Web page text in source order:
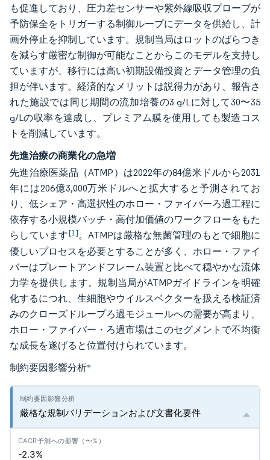
も促進しており、圧力差センサーや紫外線吸収プローブが
予防保全をトリガーする制御ループにデータを供給し、計
画外停止を抑制しています。規制当局はロットのばらつき
を減らす厳密な制御が可能なことからこのモデルを支持し
ていますが、移行には高い初期設備投資とデータ管理の負
担が伴います。経済的なメリットは説得力があり、報告さ
れた施設では同じ期間の流加培養の3 g/Lに対して30〜35
g/Lの収率を達成し、プレミアム膜を使用しても製造コス
トを削減しています。
先進治療の商業化の急増
先進治療医薬品（ATMP）は2022年の84億米ドルから2031
年には206億3,000万米ドルへと拡大すると予測されてお
り、低シェア・高選択性のホロー・ファイバーろ過工程に
依存する小規模バッチ・高付加価値のワークフローをもた
らしています[1]。ATMPは厳格な無菌管理のもとで細胞に
優しいプロセスを必要とすることが多く、ホロー・ファイ
バーはプレートアンドフレーム装置と比べて穏やかな流体
力学を提供します。規制当局がATMPガイドラインを明確
化するにつれ、生細胞やウイルスベクターを扱える検証済
みのクローズドループろ過モジュールへの需要が高まり、
ホロー・ファイバー・ろ過市場はこのセグメントで不均衡
な成長を遂げると位置付けられています。
制約要因影響分析*
厳格な規制バリデーションおよび文書化要件
-2.3%